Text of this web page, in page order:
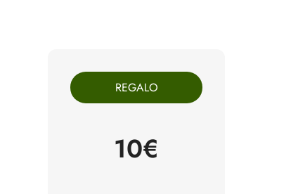
REGALO
10€